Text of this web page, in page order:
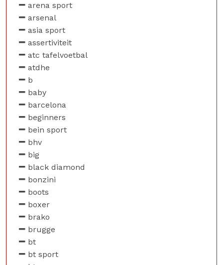
arena sport
arsenal
asia sport
assertiviteit
atc tafelvoetbal
atdhe
b
baby
barcelona
beginners
bein sport
bhv
big
black diamond
bonzini
boots
boxer
brako
brugge
bt
bt sport